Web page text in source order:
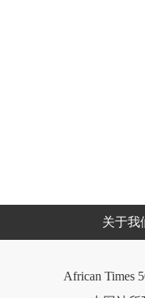
关于我
African Times